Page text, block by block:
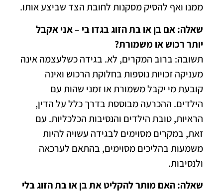
ממנו ואף להסיק מסקנות לחובת הצד שביצע אותו.
שאלה: אם בן או בת הזוג בגדו בי – אני אקבל
יותר רכוש או משמורת?
תשובה: ברוב המקרים, לא. בגידה כשלעצמה אינה
מעניקה זכויות נוספות בחלוקת הרכוש ואינה
קובעת מי יקבל משמורת או זמני שהות עם
הילדים. ההכרעה מבוססת בדרך כלל על הדין,
הראיות, טובת הילדים והנסיבות הכלכליות. עם
זאת, במקרים מסוימים לבגידה עשויה להיות
משמעות בהליכים מסוימים, בהתאם לערכאה
ולנסיבות.
שאלה: האם מותר להקליט את בן או בת הזוג בלי